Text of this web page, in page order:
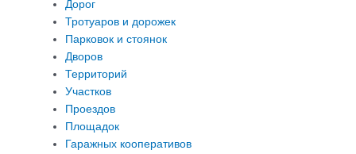
Дорог
Тротуаров и дорожек
Парковок и стоянок
Дворов
Территорий
Участков
Проездов
Площадок
Гаражных кооперативов